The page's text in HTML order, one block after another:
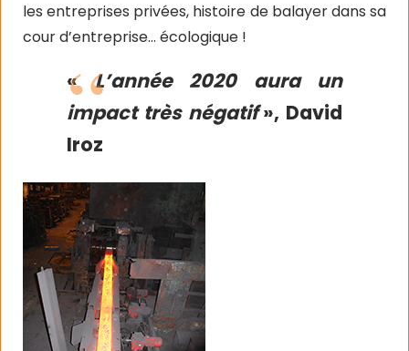
les entreprises privées, histoire de balayer dans sa
cour d’entreprise… écologique !
«L’année 2020 aura un
impact très négatif», David
Iroz